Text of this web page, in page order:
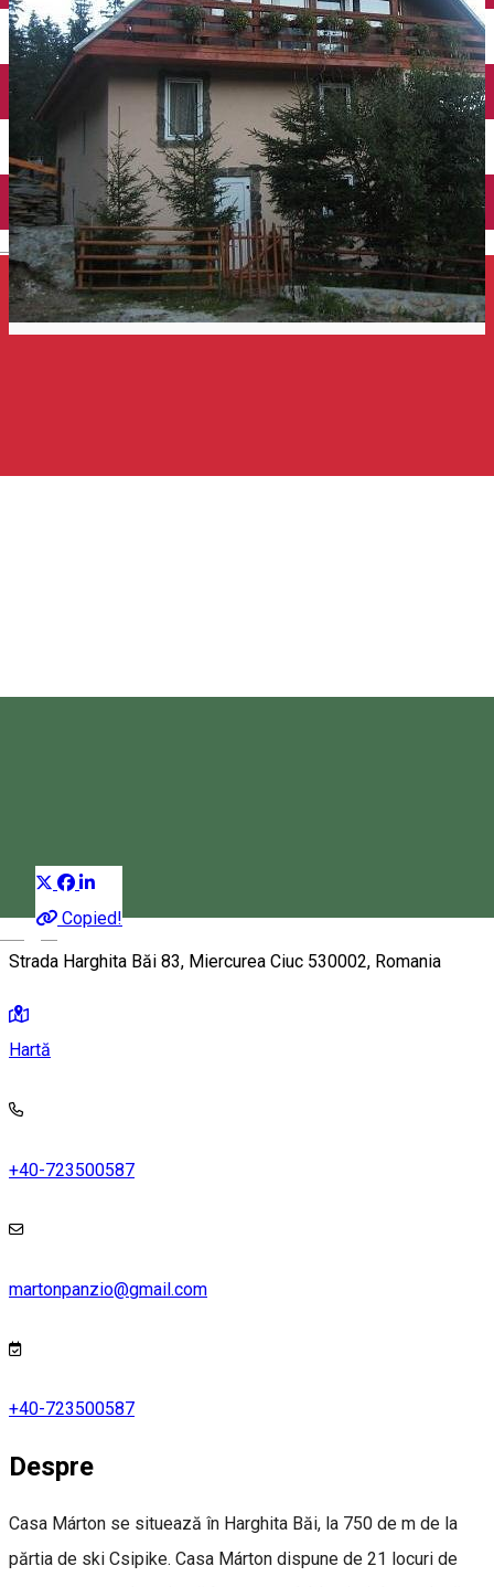
English
Magyar
Închirieri auto
Închirieri de biciclete
Copied!
Strada Harghita Băi 83, Miercurea Ciuc 530002, Romania
Hartă
+40-723500587
martonpanzio@gmail.com
+40-723500587
Despre
Casa Márton se situează în Harghita Băi, la 750 de m de la
părtia de ski Csipike. Casa Márton dispune de 21 locuri de